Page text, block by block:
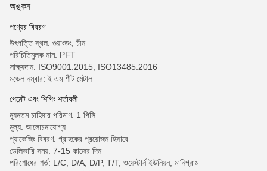
অঙ্কন
পণ্যের বিবরণ
উৎপত্তি স্থল: গুয়াংডং, চীন
পরিচিতিমুলক নাম: PFT
সাক্ষ্যদান: ISO9001:2015, ISO13485:2016
মডেল নম্বার: ই এম শীট মেটাল
পেমেন্ট এবং শিপিং শর্তাবলী
ন্যূনতম চাহিদার পরিমাণ: 1 পিসি
মূল্য: আলোচনাযোগ্য
প্যাকেজিং বিবরণ: গ্রাহকের প্রয়োজন হিসাবে
ডেলিভারি সময়: 7-15 কাজের দিন
পরিশোধের শর্ত: L/C, D/A, D/P, T/T, ওয়েস্টার্ন ইউনিয়ন, মানিগ্রাম